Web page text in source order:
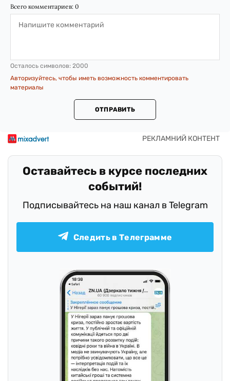
Всего комментариев: 0
Осталось символов: 2000
Авторизуйтесь, чтобы иметь возможность комментировать
материалы
ОТПРАВИТЬ
Оставайтесь в курсе последних
событий!
Подписывайтесь на наш канал в Telegram
Следить в Телеграмме